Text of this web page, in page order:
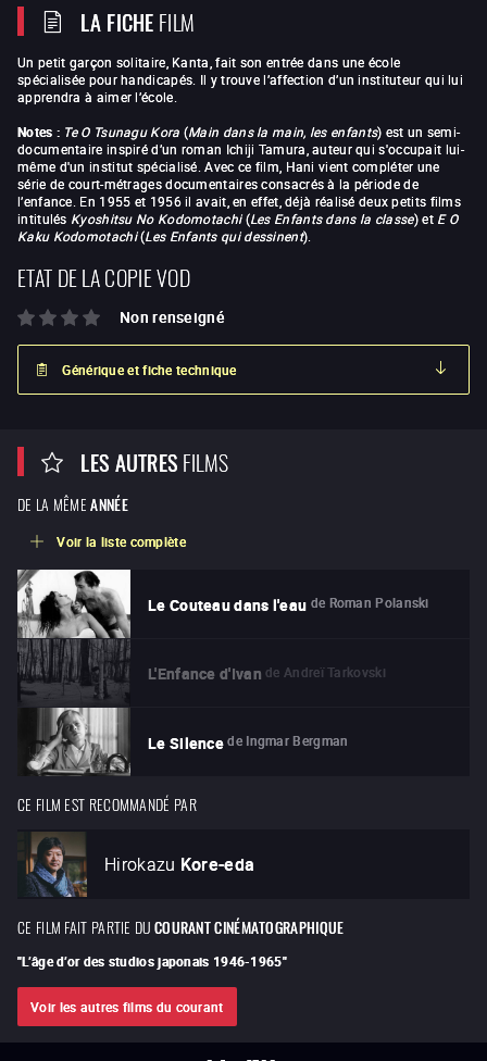
LA FICHEFILM
Un petit garçon solitaire, Kanta, fait son entrée dans une école
spécialisée pour handicapés. Il y trouve l’affection d’un instituteur qui lui
apprendra à aimer l’école.
Notes : Te O Tsunagu Kora (Main dans la main, les enfants) est un semi-
documentaire inspiré d’un roman Ichiji Tamura, auteur qui s'occupait lui-
même d'un institut spécialisé. Avec ce film, Hani vient compléter une
série de court-métrages documentaires consacrés à la période de
l’enfance. En 1955 et 1956 il avait, en effet, déjà réalisé deux petits films
intitulés Kyoshitsu No Kodomotachi(Les Enfants dans la classe) et E O
Kaku Kodomotachi(Les Enfants qui dessinent).
ETAT DE LA COPIE VOD
Non renseigné
Générique et fiche technique
LES AUTRESFILMS
DE LA MÊME ANNÉE
Voir la liste complète
Le Couteau dans l'eau de Roman Polanski
L'Enfance d'Ivan de Andreï Tarkovski
Le Silence de Ingmar Bergman
CE FILM EST RECOMMANDÉ PAR
Hirokazu Kore-eda
CE FILM FAIT PARTIE DUCOURANT CINÉMATOGRAPHIQUE
"L’âge d’or des studios japonais 1946-1965"
Voir les autres films du courant